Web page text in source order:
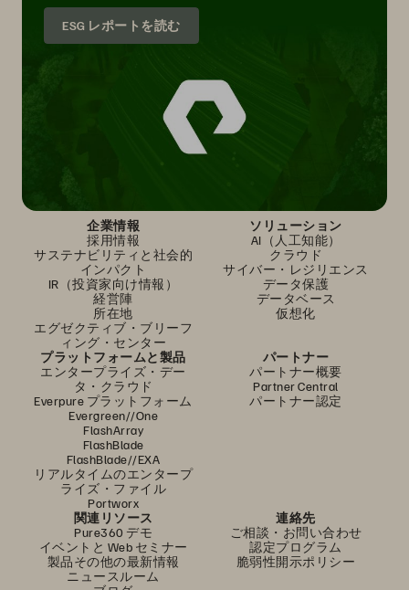
ESG レポートを読む
企業情報
採用情報
サステナビリティと社会的
インパクト
IR（投資家向け情報）
経営陣
所在地
エグゼクティブ・ブリーフ
ィング・センター
ソリューション
AI（人工知能）
クラウド
サイバー・レジリエンス
データ保護
データベース
仮想化
プラットフォームと製品
エンタープライズ・デー
タ・クラウド
Everpure プラットフォーム
Evergreen//One
FlashArray
FlashBlade
FlashBlade//EXA
リアルタイムのエンタープ
ライズ・ファイル
Portworx
パートナー
パートナー概要
Partner Central
パートナー認定
関連リソース
Pure360 デモ
イベントと Web セミナー
製品その他の最新情報
ニュースルーム
連絡先
ご相談・お問い合わせ
認定プログラム
脆弱性開示ポリシー